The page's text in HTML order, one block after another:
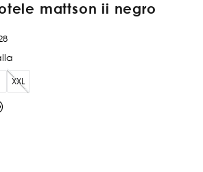
mattson ii negro
XXL